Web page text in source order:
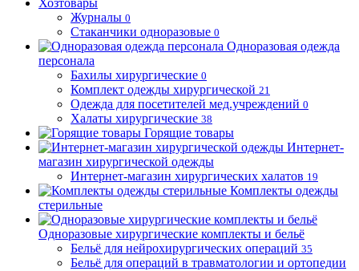
Хозтовары
Журналы 0
Стаканчики одноразовые 0
Одноразовая одежда
персонала
Бахилы хирургические 0
Комплект одежды хирургической 21
Одежда для посетителей мед.учреждений 0
Халаты хирургические 38
Горящие товары
Интернет-
магазин хирургической одежды
Интернет-магазин хирургических халатов 19
Комплекты одежды
стерильные
Одноразовые хирургические комплекты и бельё
Бельё для нейрохирургических операций 35
Бельё для операций в травматологии и ортопедии